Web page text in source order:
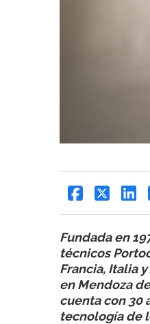
Fundada en
técnicos
Francia, Italia
en Mendoza
cuenta con 30
tecnología de